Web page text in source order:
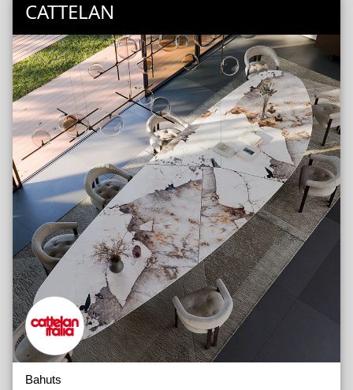
CATTELAN
Bahuts